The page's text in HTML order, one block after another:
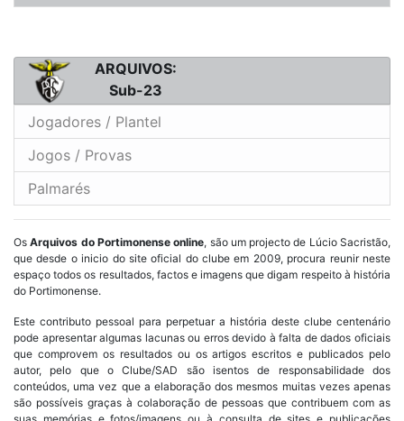
ARQUIVOS:
Sub-23
Jogadores / Plantel
Jogos / Provas
Palmarés
OsArquivos do Portimonense online, são um projecto de Lúcio Sacristão,
que desde o inicio do site oficial do clube em 2009, procura reunir neste
espaço todos os resultados, factos e imagens que digam respeito à história
do Portimonense.
Este contributo pessoal para perpetuar a história deste clube centenário
pode apresentar algumas lacunas ou erros devido à falta de dados oficiais
que comprovem os resultados ou os artigos escritos e publicados pelo
autor, pelo que o Clube/SAD são isentos de responsabilidade dos
conteúdos, uma vez que a elaboração dos mesmos muitas vezes apenas
são possíveis graças à colaboração de pessoas que contribuem com as